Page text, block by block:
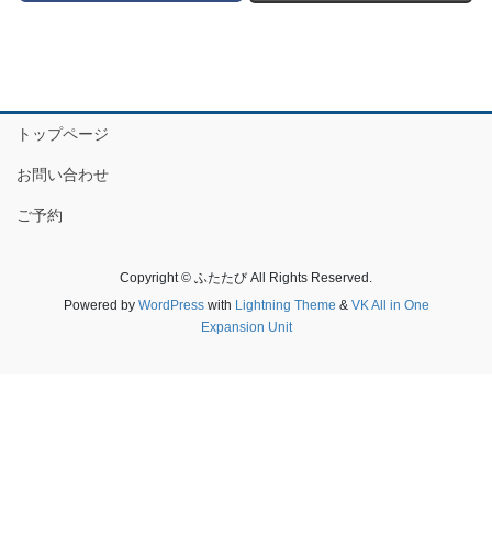
トップページ
お問い合わせ
ご予約
Copyright © ふたたび All Rights Reserved.
Powered by WordPresswith Lightning Theme & VK All in One
Expansion Unit